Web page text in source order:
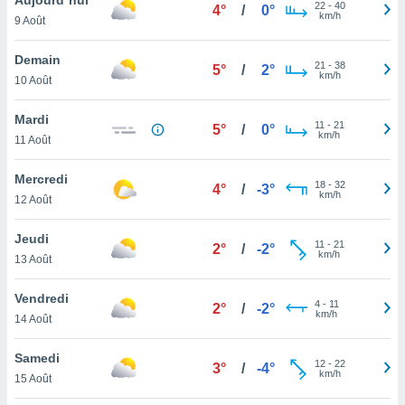
et
»,
au
vous
qu'ils
ou
le
ainsi
un
la
du
9 Août
4° / 0° 22- 40
km/h
Demain
10 Août
5° / 2° 21 - 38
km/h
Mardi
11 Août
5° / 0° 11 - 21
km/h
Mercredi
12 Août
4° / -3° 18- 32
km/h
Jeudi
13 Août
2° / -2° 11 - 21
km/h
Vendredi
14 Août
2° / -2° 4- 11
km/h
Samedi
15 Août
3° / -4° 12- 22
km/h